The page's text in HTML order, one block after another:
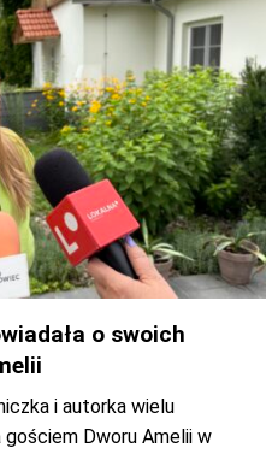
o swoich
i autorka wielu
Dworu Amelii w